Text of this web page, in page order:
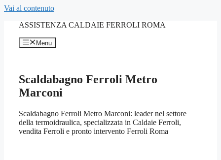
Vai al contenuto
ASSISTENZA CALDAIE FERROLI ROMA
Menu
Scaldabagno Ferroli Metro
Marconi
Scaldabagno Ferroli Metro Marconi: leader nel settore
della termoidraulica, specializzata in Caldaie Ferroli,
vendita Ferroli e pronto intervento Ferroli Roma